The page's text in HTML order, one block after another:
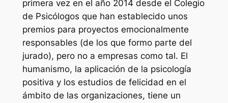
primera vez en el año 2014 desde el Colegio
de Psicólogos que han establecido unos
premios para proyectos emocionalmente
responsables (de los que formo parte del
jurado), pero no a empresas como tal. El
humanismo, la aplicación de la psicología
positiva y los estudios de felicidad en el
ámbito de las organizaciones, tiene un